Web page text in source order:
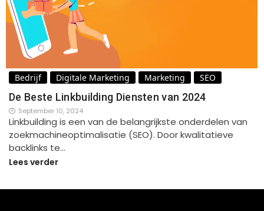
Bedrijf Digitale Marketing Marketing SEO
De Beste Linkbuilding Diensten van 2024
September 10, 2024
Linkbuilding is een van de belangrijkste onderdelen van
zoekmachineoptimalisatie (SEO). Door kwalitatieve
backlinks te…
Lees verder